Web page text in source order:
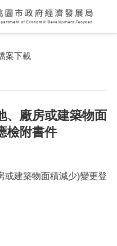
案下載
、廠房或建築物面
檢附書件
或建築物面積減少)變更登